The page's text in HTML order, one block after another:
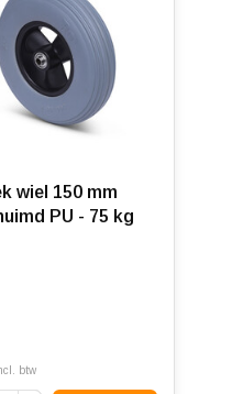
wiel 150 mm
geschuimd PU - 75 kg
btw